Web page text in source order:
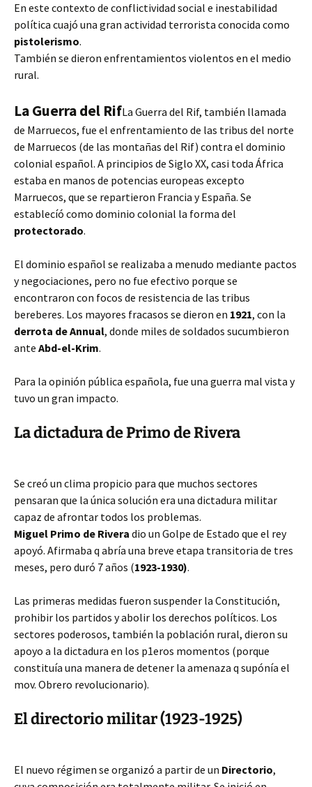
En este contexto de conflictividad social e inestabilidad
política cuajó una gran actividad terrorista conocida como
pistolerismo.
También se dieron enfrentamientos violentos en el medio
rural.
La Guerra del RifLa Guerra del Rif, también llamada
de Marruecos, fue el enfrentamiento de las tribus del norte
de Marruecos (de las montañas del Rif) contra el dominio
colonial español. A principios de Siglo XX, casi toda África
estaba en manos de potencias europeas excepto
Marruecos, que se repartieron Francia y España. Se
establecíó como dominio colonial la forma del
protectorado.
El dominio español se realizaba a menudo mediante pactos
y negociaciones, pero no fue efectivo porque se
encontraron con focos de resistencia de las tribus
bereberes. Los mayores fracasos se dieron en 1921, con la
derrota de Annual, donde miles de soldados sucumbieron
ante Abd-el-Krim.
Para la opinión pública española, fue una guerra mal vista y
tuvo un gran impacto.
La dictadura de Primo de Rivera
Se creó un clima propicio para que muchos sectores
pensaran que la única solución era una dictadura militar
capaz de afrontar todos los problemas.
Miguel Primo de Rivera dio un Golpe de Estado que el rey
apoyó. Afirmaba q abría una breve etapa transitoria de tres
meses, pero duró 7 años (1923-1930).
Las primeras medidas fueron suspender la Constitución,
prohibir los partidos y abolir los derechos políticos. Los
sectores poderosos, también la población rural, dieron su
apoyo a la dictadura en los p1eros momentos (porque
constituía una manera de detener la amenaza q supónía el
mov. Obrero revolucionario).
El directorio militar (1923-1925)
El nuevo régimen se organizó a partir de un Directorio,